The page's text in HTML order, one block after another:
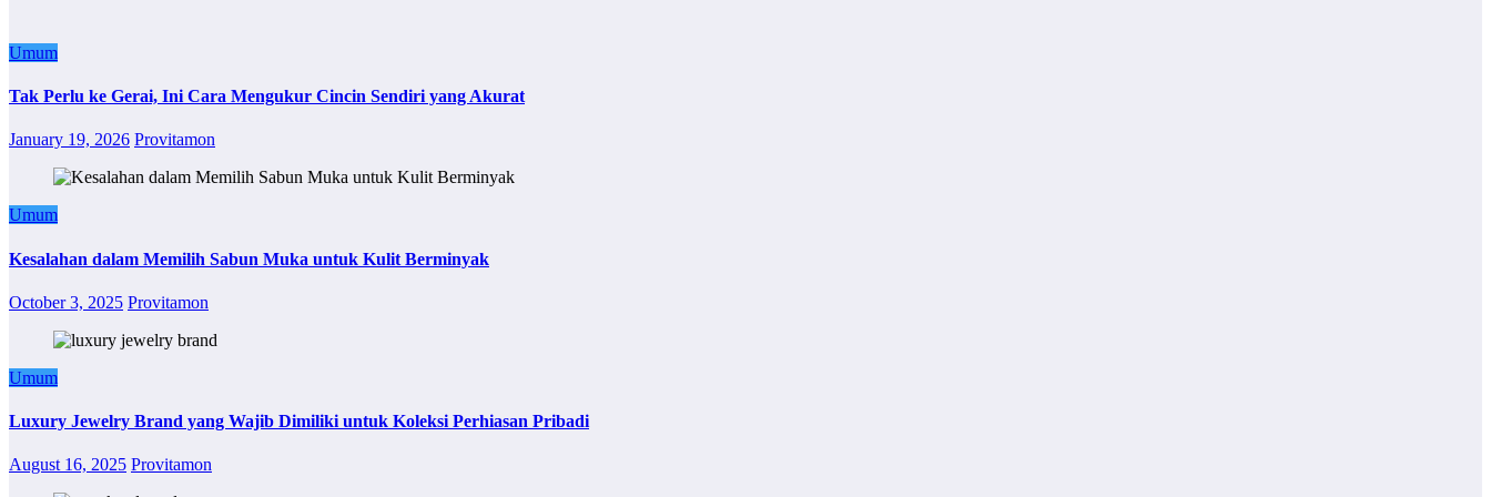
Umum
Tak Perlu ke Gerai, Ini Cara Mengukur Cincin Sendiri yang Akurat
January 19, 2026 Provitamon
Umum
Kesalahan dalam Memilih Sabun Muka untuk Kulit Berminyak
October 3, 2025 Provitamon
Umum
Luxury Jewelry Brand yang Wajib Dimiliki untuk Koleksi Perhiasan Pribadi
August 16, 2025 Provitamon